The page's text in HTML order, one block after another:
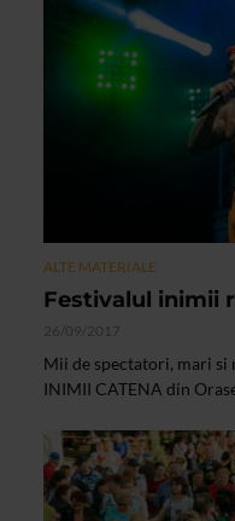
ALTE MATERIALE
Festivalul inimii
26/09/2017
Mii de spectatori, mari si
INIMII CATENA din